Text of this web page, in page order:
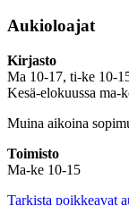
Aukioloajat
Kirjasto
Ma 10-17, ti-ke 10-
Kesä-elokuussa ma-
Muina aikoina
Toimisto
Ma-ke 10-15
Tarkista poikkeavat